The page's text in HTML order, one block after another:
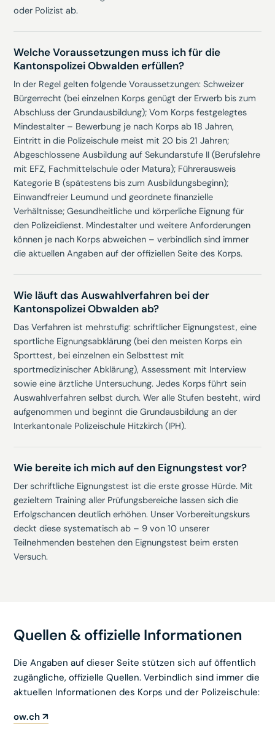
oder Polizist ab.
Welche Voraussetzungen muss ich für die
Kantonspolizei Obwalden erfüllen?
In der Regel gelten folgende Voraussetzungen: Schweizer
Bürgerrecht (bei einzelnen Korps genügt der Erwerb bis zum
Abschluss der Grundausbildung); Vom Korps festgelegtes
Mindestalter – Bewerbung je nach Korps ab 18 Jahren,
Eintritt in die Polizeischule meist mit 20 bis 21 Jahren;
Abgeschlossene Ausbildung auf Sekundarstufe II (Berufslehre
mit EFZ, Fachmittelschule oder Matura); Führerausweis
Kategorie B (spätestens bis zum Ausbildungsbeginn);
Einwandfreier Leumund und geordnete finanzielle
Verhältnisse; Gesundheitliche und körperliche Eignung für
den Polizeidienst. Mindestalter und weitere Anforderungen
können je nach Korps abweichen – verbindlich sind immer
die aktuellen Angaben auf der offiziellen Seite des Korps.
Wie läuft das Auswahlverfahren bei der
Kantonspolizei Obwalden ab?
Das Verfahren ist mehrstufig: schriftlicher Eignungstest, eine
sportliche Eignungsabklärung (bei den meisten Korps ein
Sporttest, bei einzelnen ein Selbsttest mit
sportmedizinischer Abklärung), Assessment mit Interview
sowie eine ärztliche Untersuchung. Jedes Korps führt sein
Auswahlverfahren selbst durch. Wer alle Stufen besteht, wird
aufgenommen und beginnt die Grundausbildung an der
Interkantonale Polizeischule Hitzkirch (IPH).
Wie bereite ich mich auf den Eignungstest vor?
Der schriftliche Eignungstest ist die erste grosse Hürde. Mit
gezieltem Training aller Prüfungsbereiche lassen sich die
Erfolgschancen deutlich erhöhen. Unser Vorbereitungskurs
deckt diese systematisch ab – 9 von 10 unserer
Teilnehmenden bestehen den Eignungstest beim ersten
Versuch.
Quellen & offizielle Informationen
Die Angaben auf dieser Seite stützen sich auf öffentlich
zugängliche, offizielle Quellen. Verbindlich sind immer die
aktuellen Informationen des Korps und der Polizeischule:
ow.ch ↗